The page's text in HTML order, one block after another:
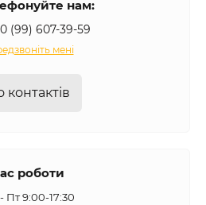
нам:
(99) 607-39-59
мені
контактів
роботи
Пт 9:00-17:30